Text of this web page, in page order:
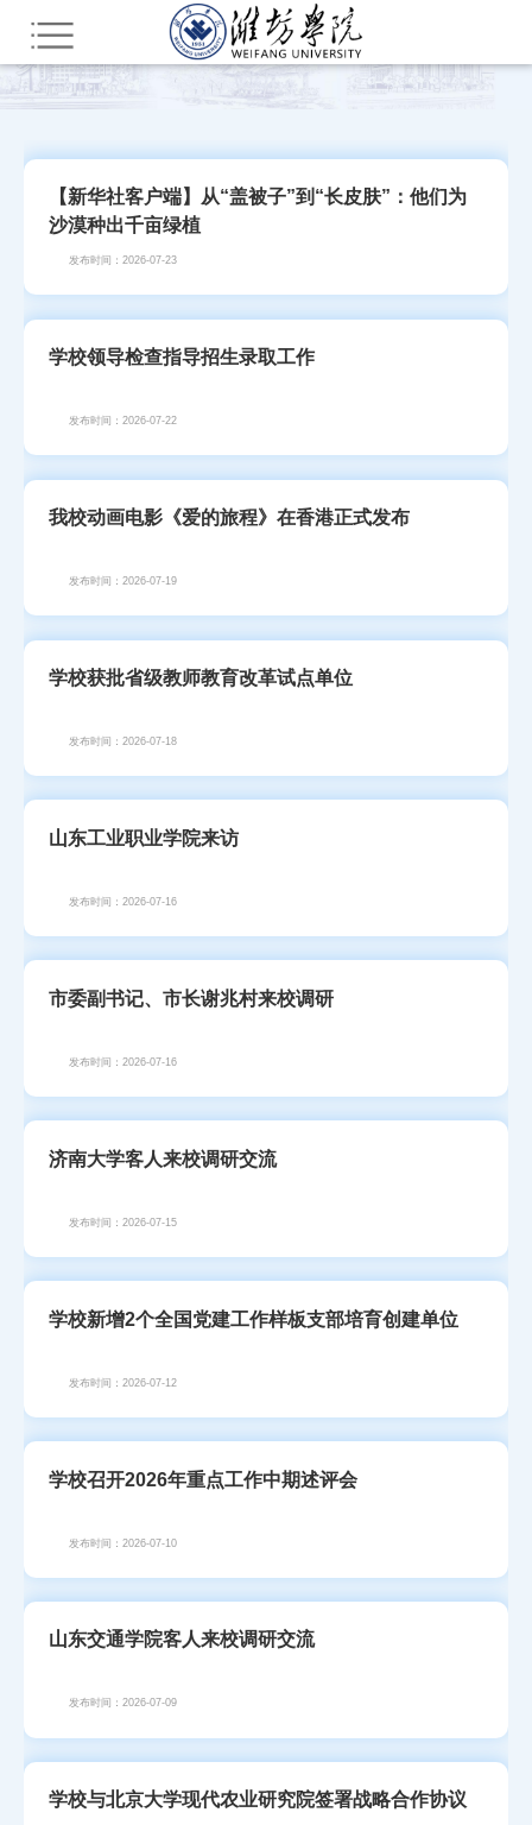
您所在的位置：首页 部门网站群 教辅部门 新闻中心（院报编辑部） 潍院要闻
【新华社客户端】​从“盖被子”到“长皮肤”：他们为
沙漠种出千亩绿植
发布时间：2026-07-23
学校领导检查指导招生录取工作
发布时间：2026-07-22
我校动画电影《爱的旅程》在香港正式发布
发布时间：2026-07-19
学校获批省级教师教育改革试点单位
发布时间：2026-07-18
山东工业职业学院来访
发布时间：2026-07-16
市委副书记、市长谢兆村来校调研
发布时间：2026-07-16
济南大学客人来校调研交流
发布时间：2026-07-15
学校新增2个全国党建工作样板支部培育创建单位
发布时间：2026-07-12
学校召开2026年重点工作中期述评会
发布时间：2026-07-10
山东交通学院客人来校调研交流
发布时间：2026-07-09
学校与北京大学现代农业研究院签署战略合作协议